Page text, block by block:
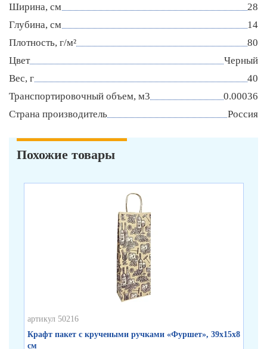
Ширина, см
28
Глубина, см
14
Плотность, г/м²
80
Цвет
Черный
Вес, г
40
Транспортировочный объем, м3
0.00036
Страна производитель
Россия
Похожие товары
артикул 50216
Крафт пакет с кручеными ручками «Фуршет», 39х15х8
см